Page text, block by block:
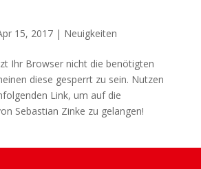
15, 2017| Neuigkeiten
Ihr Browser nicht die benötigten
diese gesperrt zu sein. Nutzen
Link, um auf die
Sebastian Zinke zu gelangen!